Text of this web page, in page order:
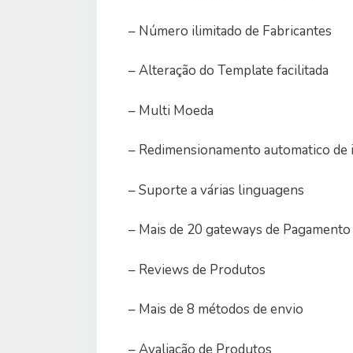
– Número ilimitado de Fabricantes
– Alteração do Template facilitada
– Multi Moeda
– Redimensionamento automatico de
– Suporte a várias linguagens
– Mais de 20 gateways de Pagamento
– Reviews de Produtos
– Mais de 8 métodos de envio
– Avaliação de Produtos